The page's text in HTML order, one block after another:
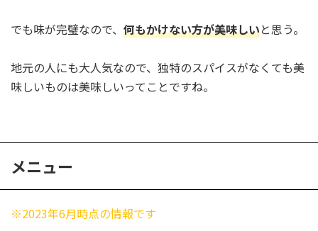
でも味が完璧なので、 何もかけない方が美味しいと思う。
地元の人にも大人気なので、独特のスパイスがなくても美
味しいものは美味しいってことですね。
メニュー
※2023年6月時点の情報です